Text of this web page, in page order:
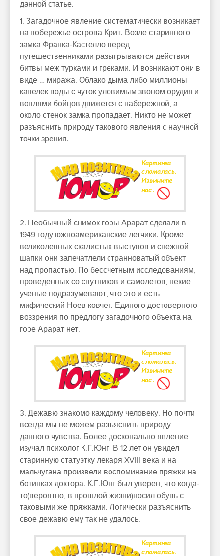
данной статье.
1. Загадочное явление систематически возникает
на побережье острова Крит. Возле старинного
замка Франка-Кастелло перед
путешественниками разыгрываются действия
битвы меж турками и греками. И возникают они в
виде … миража. Облако дыма либо миллионы
капелек воды с чуток уловимым звоном орудия и
воплями бойцов движется с набережной, а
около стенок замка пропадает. Никто не может
разъяснить природу такового явления с научной
точки зрения.
2. Необычный снимок горы Арарат сделали в
1949 году южноамериканские летчики. Кроме
великолепных скалистых выступов и снежной
шапки они запечатлели странноватый объект
над пропастью. По бессчетным исследованиям,
проведенных со спутников и самолетов, некие
ученые подразумевают, что это и есть
мифический Ноев ковчег. Единого достоверного
воззрения по предлогу загадочного объекта на
горе Арарат нет.
3. Дежавю знакомо каждому человеку. Но почти
всегда мы не можем разъяснить природу
данного чувства. Более досконально явление
изучал психолог К.Г.Юнг. В 12 лет он увидел
старинную статуэтку лекаря XVIII века и на
мальчугана произвели воспоминание пряжки на
ботинках доктора. К.Г.Юнг был уверен, что когда-
то(вероятно, в прошлой жизни)носил обувь с
таковыми же пряжками. Логически разъяснить
свое дежавю ему так не удалось.